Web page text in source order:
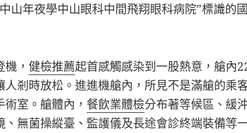
山年夜學中山眼科中間飛翔眼科病院”標識的
機，健檢推薦起首感觸感染到一股熱意，艙內
人剎時放松。進進機艙內，所見不是滿艙的乘
室。艙體內， 餐飲業體檢分布著等候區、緩
、無菌操縱臺、監護儀及長途會診終端裝備等